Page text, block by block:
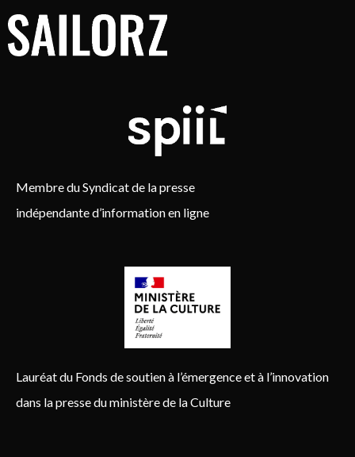
Membre du Syndicat de la presse
indépendante d’information en ligne
Lauréat du Fonds de soutien à l’émergence et à l’innovation
dans la presse du ministère de la Culture